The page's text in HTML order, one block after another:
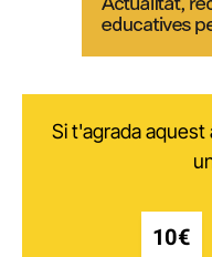
Si t'agrada
10€